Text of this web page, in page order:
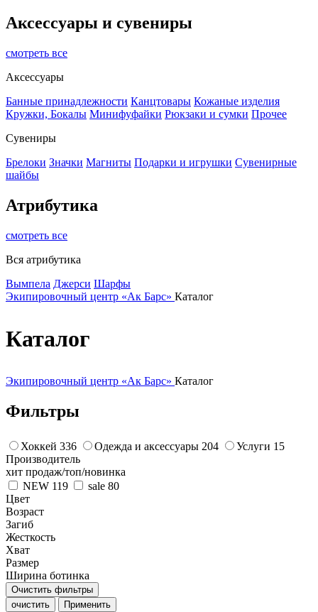
Аксессуары и сувениры
смотреть все
Аксессуары
Банные принадлежности Канцтовары Кожаные изделия
Кружки, Бокалы Минифуфайки Рюкзаки и сумки Прочее
Сувениры
Брелоки Значки Магниты Подарки и игрушки Сувенирные
шайбы
Атрибутика
смотреть все
Вся атрибутика
Вымпела Джерси Шарфы
Экипировочный центр «Ак Барс» Каталог
Каталог
Экипировочный центр «Ак Барс» Каталог
Фильтры
Хоккей 336 Одежда и аксессуары 204 Услуги 15
Производитель
хит продаж/топ/новинка
NEW 119 sale 80
Цвет
Возраст
Загиб
Жесткость
Хват
Размер
Ширина ботинка
Очистить фильтры
очистить
Применить